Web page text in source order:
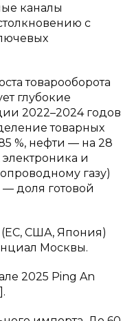
каналы
с
товарооборота
глубокие
2022–2024 годов
товарных
%, нефти — на 28
и
газу)
доля готовой
(ЕС, США, Япония)
Москвы.
2025 Ping An